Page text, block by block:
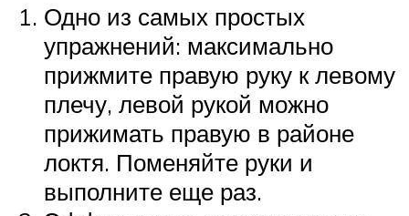
Одно из самых простых
упражнений: максимально
прижмите правую руку к левому
плечу, левой рукой можно
прижимать правую в районе
локтя. Поменяйте руки и
выполните еще раз.